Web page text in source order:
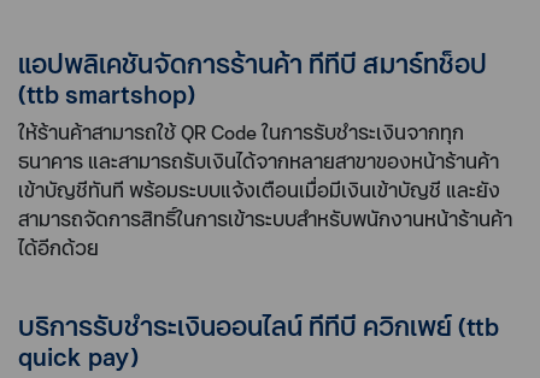
แอปพลิเคชันจัดการร้านค้า ทีทีบี สมาร์ทช็อป
(ttb smartshop)
ให้ร้านค้าสามารถใช้ QR Code ในการรับชำระเงินจากทุก
ธนาคาร และสามารถรับเงินได้จากหลายสาขาของหน้าร้านค้า
เข้าบัญชีทันที พร้อมระบบแจ้งเตือนเมื่อมีเงินเข้าบัญชี และยัง
สามารถจัดการสิทธิ์ในการเข้าระบบสำหรับพนักงานหน้าร้านค้า
ได้อีกด้วย
บริการรับชำระเงินออนไลน์ ทีทีบี ควิกเพย์ (ttb
quick pay)